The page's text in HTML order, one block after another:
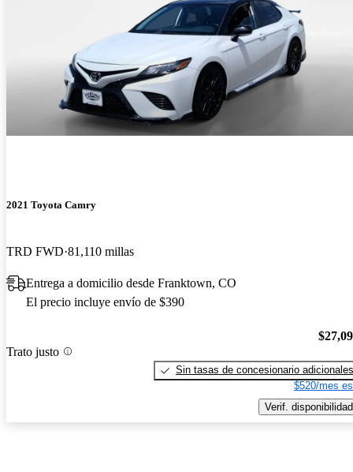
2021 Toyota Camry
TRD FWD 81,110 millas
Entrega a domicilio desde Franktown, CO
El precio incluye envío de $390
Trato justo
Sin tasas de concesionario adicionales
$520/mes
Verif. disponibilidad